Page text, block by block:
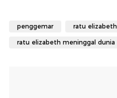
penggemar ratu elizabeth
ratu elizabeth meninggal dunia